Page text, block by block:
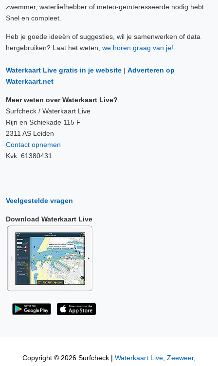
zwemmer, waterliefhebber of meteo-geïnteresseerde nodig hebt.
Snel en compleet.
Heb je goede ideeën of suggesties, wil je samenwerken of data
hergebruiken? Laat het weten, we horen graag van je!
Waterkaart Live gratis in je website | Adverteren op
Waterkaart.net
Meer weten over Waterkaart Live?
Surfcheck / Waterkaart Live
Rijn en Schiekade 115 F
2311 AS Leiden
Contact opnemen
Kvk: 61380431
Veelgestelde vragen
Download Waterkaart Live
Copyright © 2026 Surfcheck | Waterkaart Live, Zeeweer,